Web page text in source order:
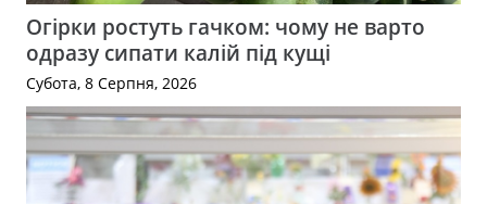
Огірки ростуть гачком: чому не варто
одразу сипати калій під кущі
Субота, 8 Серпня, 2026